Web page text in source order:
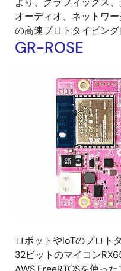
オーディオ、ネットワ
の高速プロトタイピング
GR-ROSE
ロボットやIoTのプロト
32ビットのマイコン